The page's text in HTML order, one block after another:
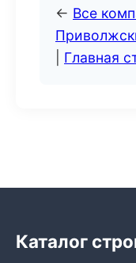
← Все
Главная
Каталог